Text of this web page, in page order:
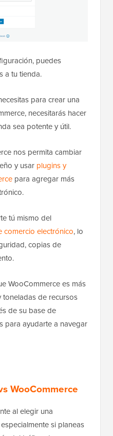
puedes
a tu tienda.
para crear una
necesitarás hacer
sea potente y útil.
nos permita cambiar
y usar plugins y
para agregar más
tú mismo del
comercio electrónico, lo
copias de
WooCommerce es más
de recursos
de su base de
para ayudarte a navegar
WooCommerce
al elegir una
si planeas